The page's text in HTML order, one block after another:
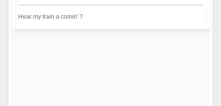
Hear my train a comin' ?